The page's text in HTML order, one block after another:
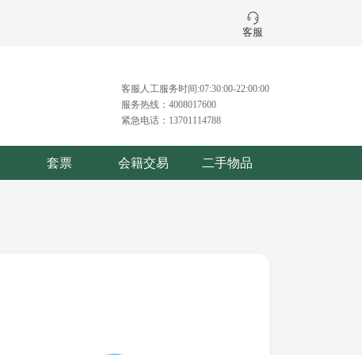
客服
客服人工服务时间:07:30:00-22:00:00
服务热线：4008017600
紧急电话：13701114788
套票 会籍交易 二手物品